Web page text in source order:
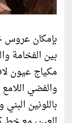
بين الفخامة
مكياج عيون
والفضي
باللونين